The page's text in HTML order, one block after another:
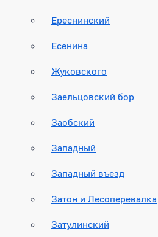
Ереснинский
Есенина
Жуковского
Заельцовский бор
Заобский
Западный
Западный въезд
Затон и Лесоперевалка
Затулинский